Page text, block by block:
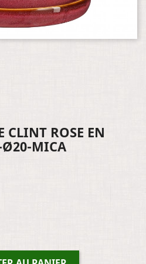
CLINT ROSE EN
Ø20-MICA